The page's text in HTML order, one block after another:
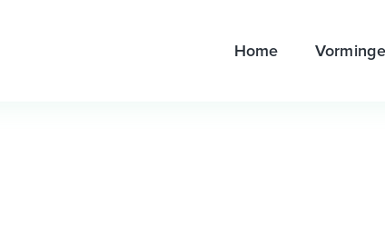
Home